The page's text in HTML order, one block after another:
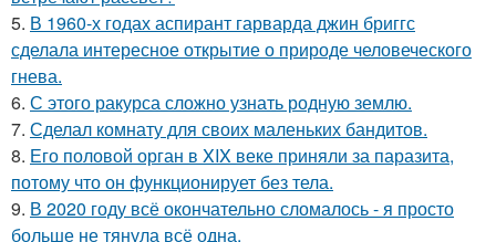
5. В 1960-х годах аспирант гарварда джин бриггс
сделала интересное открытие о природе человеческого
гнева.
6. С этого ракурса сложно узнать родную землю.
7. Сделал комнату для своих маленьких бандитов.
8. Его половой орган в XIX веке приняли за паразита,
потому что он функционирует без тела.
9. В 2020 году всё окончательно сломалось - я просто
больше не тянула всё одна.